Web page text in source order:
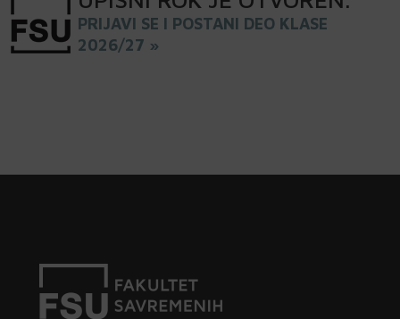
PRIJAVI SE I POSTANI DEO KLASE
2026/27 »